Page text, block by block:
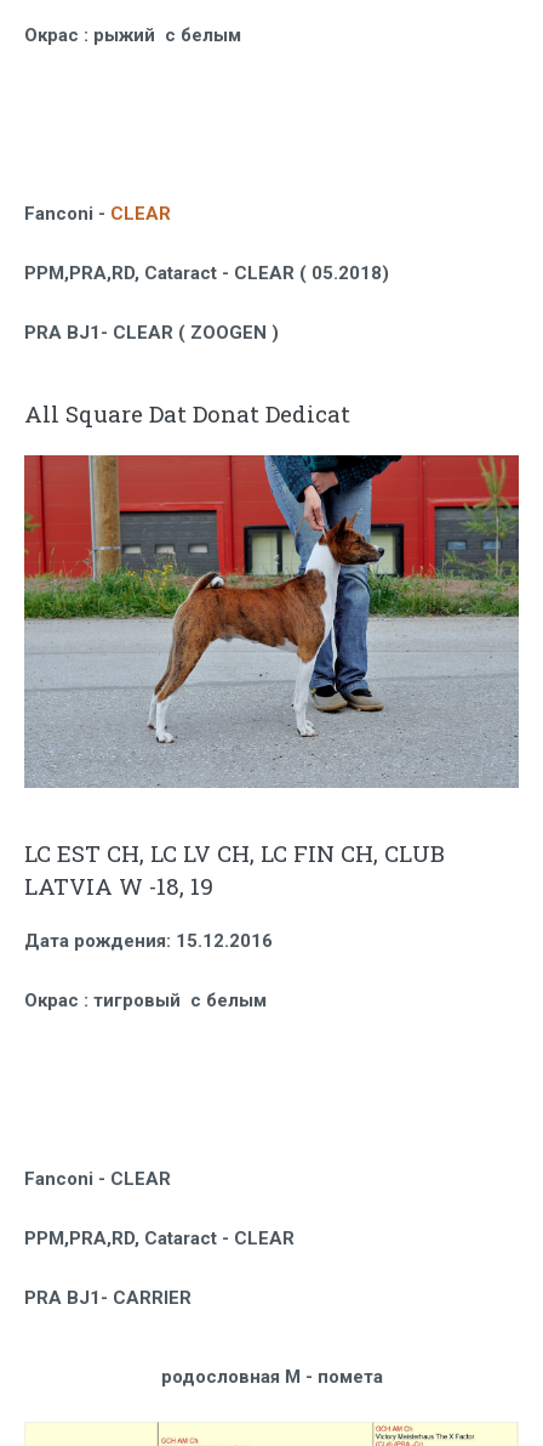
Окрас : рыжий с белым
Fanconi - CLEAR
PPM,PRA,RD, Cataract - CLEAR ( 05.2018)
PRA BJ1- CLEAR ( ZOOGEN )
All Square Dat Donat Dedicat
LC EST CH, LC LV CH, LC FIN CH, CLUB
LATVIA W -18, 19
Дата рождения: 15.12.2016
Окрас : тигровый с белым
Fanconi - CLEAR
PPM,PRA,RD, Cataract - CLEAR
PRA BJ1- CARRIER
родословная М - помета